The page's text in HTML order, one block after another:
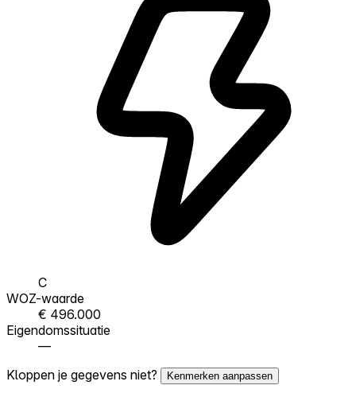
C
WOZ-waarde
€ 496.000
Eigendomssituatie
—
Kloppen je gegevens niet?
Kenmerken aanpassen